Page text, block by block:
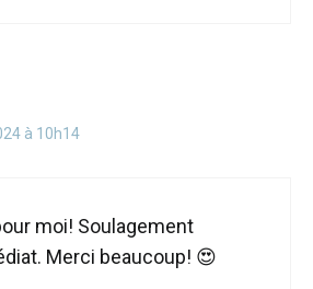
à 10h14
moi! Soulagement
Merci beaucoup! 😍